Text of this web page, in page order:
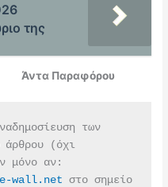
της
Παραφόρου
των
άρθρου (όχι
μόνο αν:
e-wall.net στο σημείο